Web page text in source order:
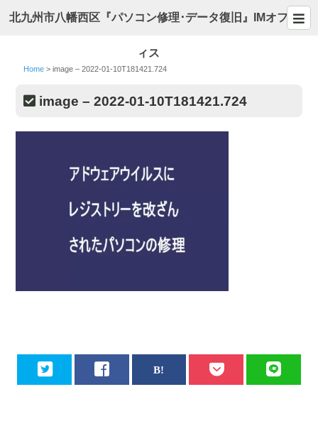
北九州市八幡西区『パソコン修理･データ復旧』IMオフ
ィス
Home >image – 2022-01-10T181421.724
image – 2022-01-10T181421.724